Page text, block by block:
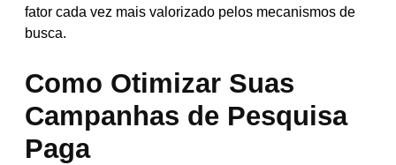
fator cada vez mais valorizado pelos mecanismos de
busca.
Como Otimizar Suas
Campanhas de Pesquisa
Paga